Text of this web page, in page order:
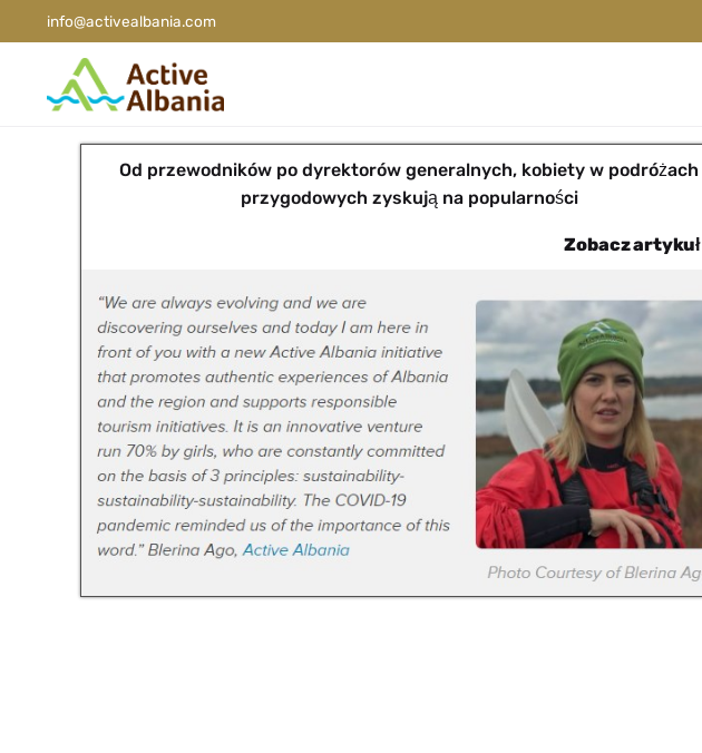
info@activealbania.com
HE
UK
Od przewodników po dyrektorów generalnych, kobiety w podróżach
przygodowych zyskują na popularności
Zobacz artykuł